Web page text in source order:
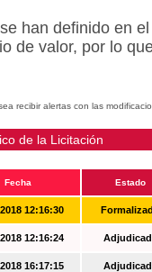
han definido en
de valor, por lo
recibir alertas con las
de la Licitación
Fecha Estado
12:16:30
12:16:24
16:17:15